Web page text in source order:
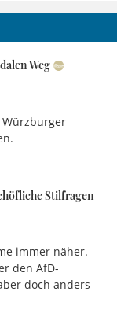
Weg
Würzburger
Stilfragen
immer näher.
den AfD-
doch anders